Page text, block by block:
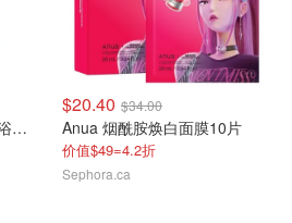
Salt & Stone 西柚清澄沐浴露替换装956ml
$20.40 $34.00
Anua 烟酰胺焕白面膜10片
价值$49=4.2折
Sephora.ca